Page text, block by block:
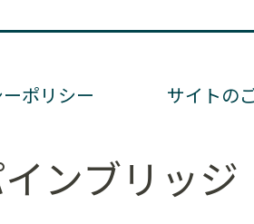
ポリシー サイトの
ンブリッ